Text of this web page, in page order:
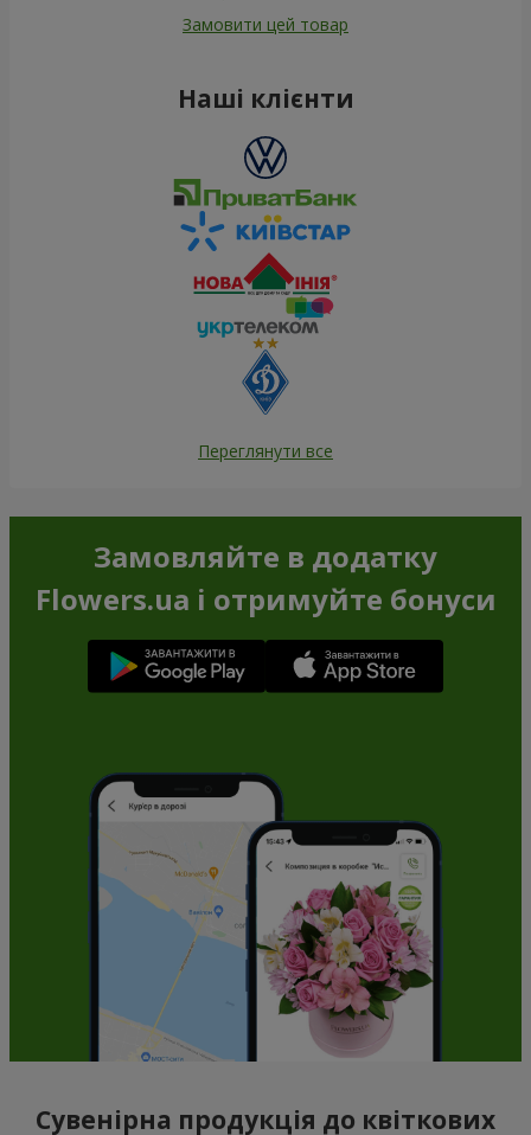
Замовити цей товар
Наші клієнти
Переглянути все
Замовляйте в додатку
Flowers.ua і отримуйте бонуси
Сувенірна продукція до квіткових